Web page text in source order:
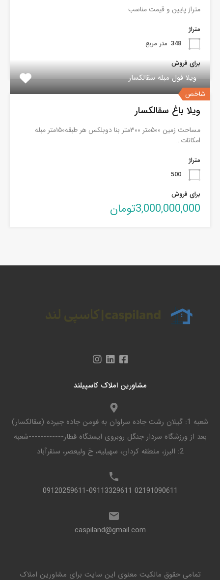
متراز پایین و قیمت مناسب
متراژ
348 متر مربع
برای فروش
شاخص
ویلا فول مبله سقالکسار
ویلا باغ سقالکسار
مساحت زمین ۵۰۰متر ۳۰۰متر بنا دوبلکس هر طبقه۱۵۰متر مبله
امکانات…
متراژ
500
برای فروش
3,000,000,000تومان
مشاورین املاک کاسپیلند
شعبه 1: گیلان رشت جاده سراوان به فومن جاده جیرده (سقالکسار)
بعد از ورزشگاه سردار جنگل روبروی ایستگاه قطار------------شعبه
2: البرز، منطقه کردان، سهیلیه، خ ولیعصر، سنقرآباد
02191090611 09120259611-09113329611
caspiland@gmail.com
تمامی حقوق مالکیت معنوی این ‌سایت برای مشاورین املاک